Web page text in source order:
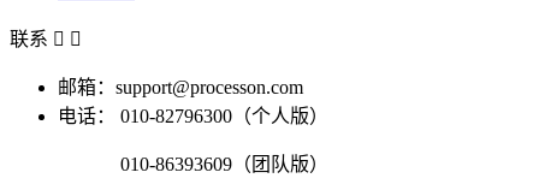
联系  
邮箱：support@processon.com
电话：
010-82796300（个人版）
010-86393609（团队版）